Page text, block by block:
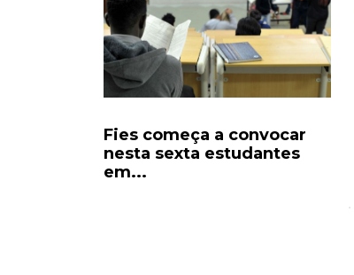
Fies começa a convocar
nesta sexta estudantes
em...